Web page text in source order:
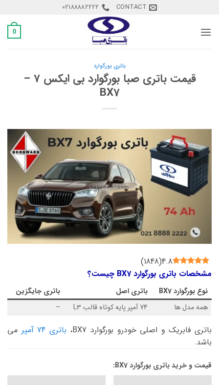
content
CONTACT
02188882222
0
باتری بورگوارد
قیمت باتری صبا بورگوارد بی ایکس 7 –
BX7
4.8
(
1848
)
مشخصات باتری بورگوارد BX7 چیست؟
نوع بورگوارد BX7 باتری اصل
باتری جایگزین
همه مدل ها
74 آمپر پایه کوتاه قالب L3 –
باتری فابریک و اصلی خودرو بورگوارد BX7، باتری 74 آمپر
می
باشد.
قیمت و خرید باتری بورگوارد BX7: